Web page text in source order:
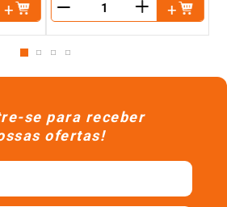
＋
se para receber
ofertas!